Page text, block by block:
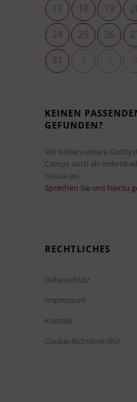
17
18 19
24
25 26
31
KEINEN
GEFUNDEN?
Wir bieten unsere
Camps auch als
Hause an.
Sprechen Sie uns hierzu
RECHTLICHES
Datenschutz
Impressum
Kontakt
Cookie-Richtlinie (EU)